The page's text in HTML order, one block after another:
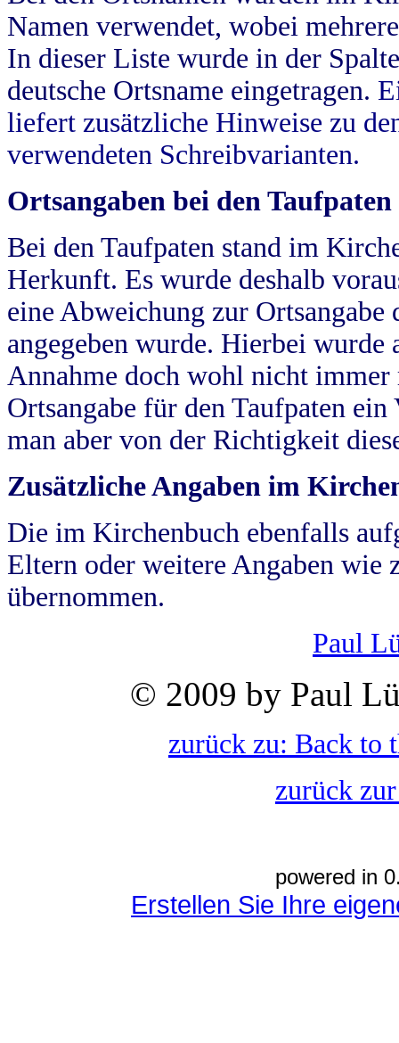
Namen verwendet, wobei
In dieser Liste wurde in der
deutsche Ortsname eingetragen.
liefert zusätzliche Hinweise zu
verwendeten Schreibvarianten.
Ortsangaben bei den Taufpaten
Bei den Taufpaten stand im
Herkunft. Es wurde deshalb
eine Abweichung zur
angegeben wurde. Hierbei wurde
Annahme doch wohl nicht
Ortsangabe für den Taufpaten
man aber von der Richtigkeit
Zusätzliche Angaben im
Die im Kirchenbuch ebenfalls
Eltern oder weitere Angaben wie
übernommen.
Paul
© 2009 by Paul
zurück zu: Back to
zurück
powered in
Erstellen Sie Ihre